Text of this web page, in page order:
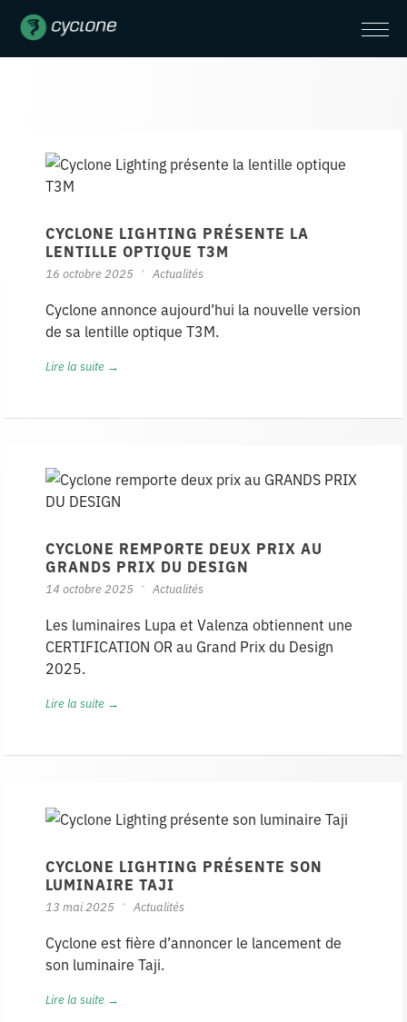
CYCLONE LIGHTING PRÉSENTE LA
LENTILLE OPTIQUE T3M
16 octobre 2025 Actualités
Cyclone annonce aujourd’hui la nouvelle version
de sa lentille optique T3M.
Lire la suite →
CYCLONE REMPORTE DEUX PRIX AU
GRANDS PRIX DU DESIGN
14 octobre 2025 Actualités
Les luminaires Lupa et Valenza obtiennent une
CERTIFICATION OR au Grand Prix du Design
2025.
Lire la suite →
CYCLONE LIGHTING PRÉSENTE SON
LUMINAIRE TAJI
13 mai 2025 Actualités
Cyclone est fière d’annoncer le lancement de
son luminaire Taji.
Lire la suite →